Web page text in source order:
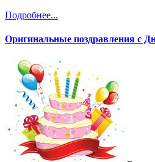
Подробнее...
Оригинальные поздравления с